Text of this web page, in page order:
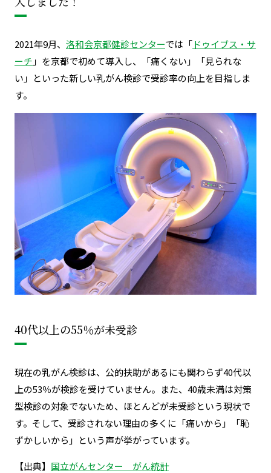
2021年9月、 洛和会京都健診センターでは「ドゥイブス・サ
ーチ 」を京都で初めて導入し、「痛くない」「見られな
い」といった新しい乳がん検診で受診率の向上を目指しま
す。
40代以上の55％が未受診
現在の乳がん検診は、 公的扶助があるにも関わらず40代以
上の53％が検診を受けていません。 また、40歳未満は対策
型検診の対象でないため、ほとんどが未受診という現状で
す。そして、受診されない理由の多くに「痛いから」「恥
ずかしいから」という声が挙がっています。
【出典】 国立がんセンター がん統計